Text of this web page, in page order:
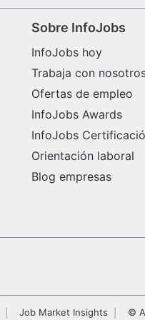
Sobre InfoJobs
InfoJobs hoy
Trabaja con
Ofertas de empleo
InfoJobs Awards
InfoJobs
Orientación laboral
Blog empresas
Job Market Insights ©